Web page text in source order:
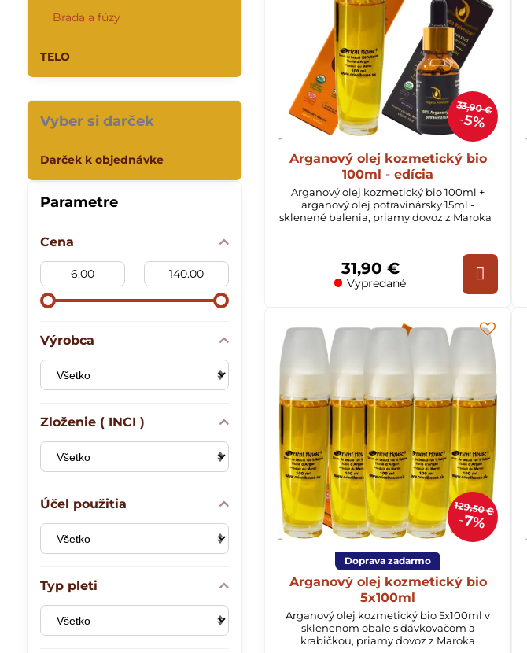
33,90 €
5%
Arganový olej kozmetický bio
100ml - edícia
Arganový olej kozmetický bio 100ml +
arganový olej potravinársky 15ml -
sklenené balenia, priamy dovoz z Maroka
Vypredané
31,90 €
129,50 €
7%
Doprava zadarmo
Arganový olej kozmetický bio
5x100ml
Arganový olej kozmetický bio 5x100ml v
sklenenom obale s dávkovačom a
krabičkou, priamy dovoz z Maroka
Parametre
Cena
Od:
Do:
Výrobca
Zloženie ( INCI )
Účel použitia
Typ pleti
Brada a fúzy
TELO
Vyber si darček
Darček k objednávke